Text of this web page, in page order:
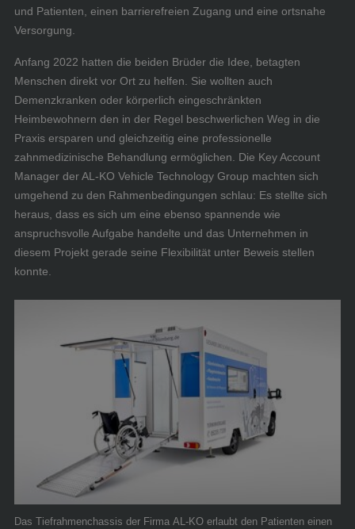
und Patienten, einen barrierefreien Zugang und eine ortsnahe
Versorgung.
Anfang 2022 hatten die beiden Brüder die Idee, betagten
Menschen direkt vor Ort zu helfen. Sie wollten auch
Demenzkranken oder körperlich eingeschränkten
Heimbewohnern den in der Regel beschwerlichen Weg in die
Praxis ersparen und gleichzeitig eine professionelle
zahnmedizinische Behandlung ermöglichen. Die Key Account
Manager der AL-KO Vehicle Technology Group machten sich
umgehend zu den Rahmenbedingungen schlau: Es stellte sich
heraus, dass es sich um eine ebenso spannende wie
anspruchsvolle Aufgabe handelte und das Unternehmen in
diesem Projekt gerade seine Flexibilität unter Beweis stellen
konnte.
Das Tiefrahmenchassis der Firma AL-KO erlaubt den Patienten einen